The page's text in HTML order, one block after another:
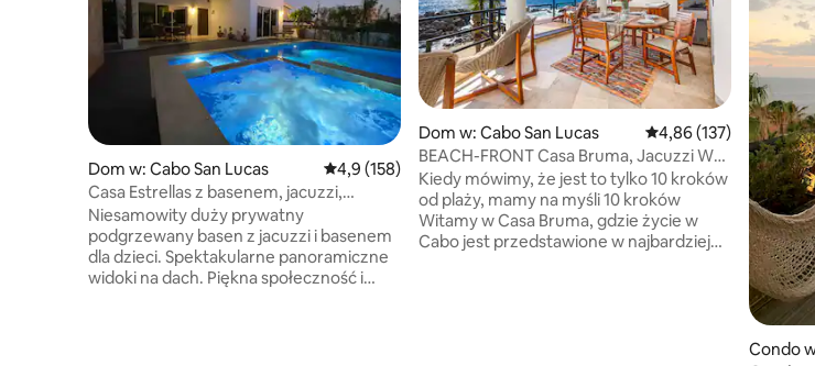
Dom w: Cabo San Lucas Średnia ocena: 4,9 na 5, liczba recenzji: 158
4,9 (158)
Casa Estrellas z basenem, jacuzzi,
dachem i plażą
Niesamowity duży prywatny
podgrzewany basen z jacuzzi i basenem
dla dzieci. Spektakularne panoramiczne
widoki na dach. Piękna społeczność i
Dom w: Cabo San Lucas Średnia ocena: 4,86
4,86 (137)
BEACH-FRONT Casa Bruma, Jacuzzi W
Massage.
Kiedy mówimy, że jest to tylko 10 kroków
od plaży, mamy na myśli 10 kroków
Witamy w Casa Bruma, gdzie życie w
Cabo jest przedstawione w najbardziej
Condo